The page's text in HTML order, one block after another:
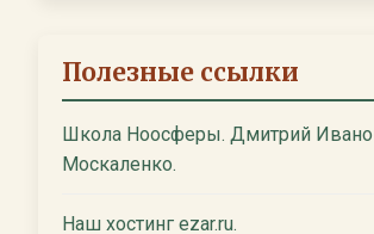
Полезные ссылки
Школа Ноосферы. Дмитрий
Москаленко.
Наш хостинг ezar.ru.